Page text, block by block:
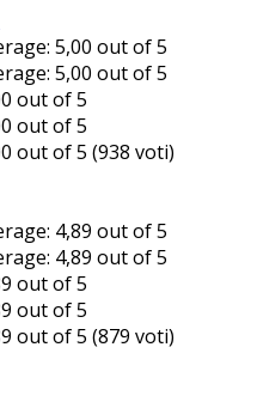
(938 voti)
(879 voti)